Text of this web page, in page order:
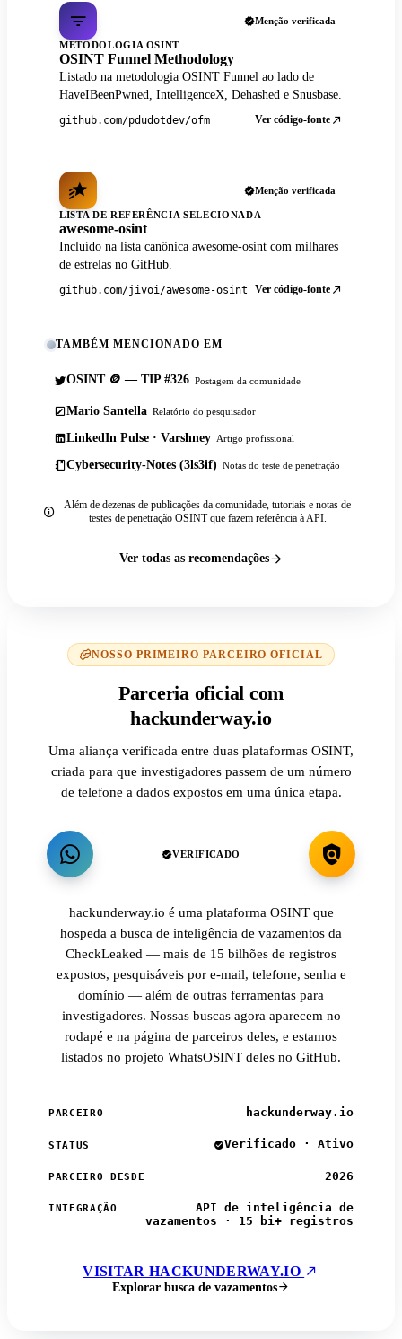
Menção verificada
METODOLOGIA OSINT
OSINT Funnel Methodology
Listado na metodologia OSINT Funnel ao lado de
HaveIBeenPwned, IntelligenceX, Dehashed e Snusbase.
github.com/pdudotdev/ofm Ver código-fonte
Menção verificada
LISTA DE REFERÊNCIA SELECIONADA
awesome-osint
Incluído na lista canônica awesome-osint com milhares
de estrelas no GitHub.
github.com/jivoi/awesome-osint Ver código-fonte
TAMBÉM MENCIONADO EM
OSINT 🪙 — TIP #326 Postagem da comunidade
Mario Santella Relatório do pesquisador
LinkedIn Pulse · Varshney Artigo profissional
Cybersecurity-Notes (3ls3if) Notas do teste de penetração
Além de dezenas de publicações da comunidade, tutoriais e notas de
testes de penetração OSINT que fazem referência à API.
Ver todas as recomendações
NOSSO PRIMEIRO PARCEIRO OFICIAL
Parceria oficial com
hackunderway.io
Uma aliança verificada entre duas plataformas OSINT,
criada para que investigadores passem de um número
de telefone a dados expostos em uma única etapa.
VERIFICADO
hackunderway.io é uma plataforma OSINT que
hospeda a busca de inteligência de vazamentos da
CheckLeaked — mais de 15 bilhões de registros
expostos, pesquisáveis por e-mail, telefone, senha e
domínio — além de outras ferramentas para
investigadores. Nossas buscas agora aparecem no
rodapé e na página de parceiros deles, e estamos
listados no projeto WhatsOSINT deles no GitHub.
PARCEIRO hackunderway.io
STATUS Verificado · Ativo
PARCEIRO DESDE 2026
INTEGRAÇÃO
API de inteligência de
vazamentos · 15 bi+ registros
VISITAR HACKUNDERWAY.IO
Explorar busca de vazamentos